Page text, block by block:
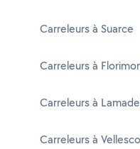
Carreleurs à Suarce
Carreleurs à
Carreleurs à
Carreleurs à